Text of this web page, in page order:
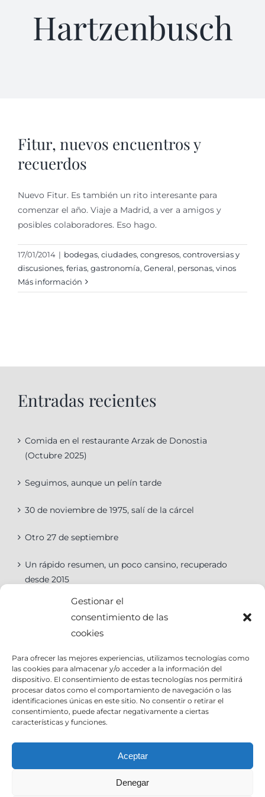
Gestionar el
consentimiento de las
cookies
Para ofrecer las mejores experiencias, utilizamos tecnologías como
las cookies para almacenar y/o acceder a la información del
dispositivo. El consentimiento de estas tecnologías nos permitirá
procesar datos como el comportamiento de navegación o las
identificaciones únicas en este sitio. No consentir o retirar el
consentimiento, puede afectar negativamente a ciertas
características y funciones.
Aceptar
Denegar
Hartzenbusch
Fitur, nuevos encuentros y
recuerdos
Nuevo Fitur. Es también un rito interesante para
comenzar el año. Viaje a Madrid, a ver a amigos y
posibles colaboradores. Eso hago.
17/01/2014 | bodegas, ciudades, congresos, controversias y
discusiones, ferias, gastronomí­a, General, personas, vinos
Más información
Entradas recientes
Comida en el restaurante Arzak de Donostia
(Octubre 2025)
Seguimos, aunque un pelín tarde
30 de noviembre de 1975, salí de la cárcel
Otro 27 de septiembre
Un rápido resumen, un poco cansino, recuperado
desde 2015
Categorías
Categorías
Contact Info
info@joseantoniocruz.com